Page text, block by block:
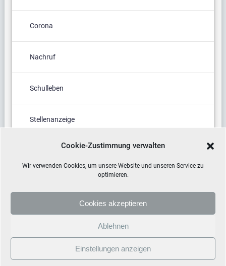
Cookie-Zustimmung verwalten
Wir verwenden Cookies, um unsere Website und unseren Service zu
optimieren.
Cookies akzeptieren
Ablehnen
Einstellungen anzeigen
Corona
Nachruf
Schulleben
Stellenanzeige